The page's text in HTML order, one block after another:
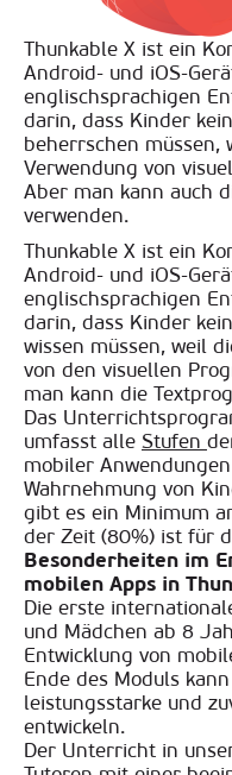
Thunkable X ist ein
Android- und iOS-
englischsprachigen
darin, dass Kinder
beherrschen müssen,
Verwendung von
Aber man kann auch
verwenden.
Thunkable X ist ein
Android- und iOS-
englischsprachigen
darin, dass Kinder
wissen müssen, weil
von den visuellen
man kann die
Das
umfasst alle Stufen
mobiler
Wahrnehmung von
gibt es ein Minimum
der Zeit (80%) ist für
Besonderheiten im
mobilen Apps in
Die erste
und Mädchen ab 8
Entwicklung von
Ende des Moduls
leistungsstarke und
entwickeln.
Der Unterricht in